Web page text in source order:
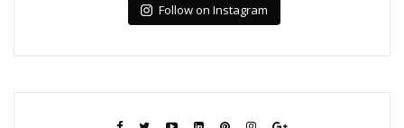
Follow on Instagram